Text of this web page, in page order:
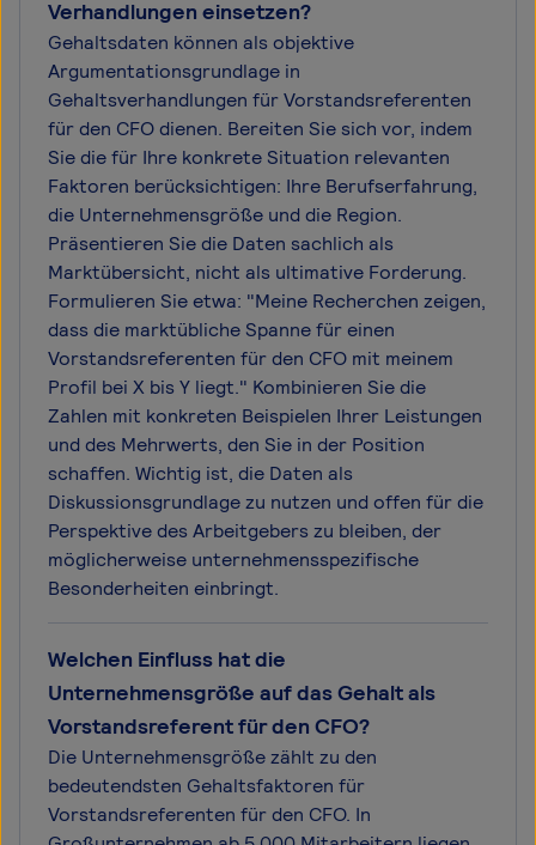
Verhandlungen einsetzen?
Gehaltsdaten können als objektive
Argumentationsgrundlage in
Gehaltsverhandlungen für Vorstandsreferenten
für den CFO dienen. Bereiten Sie sich vor, indem
Sie die für Ihre konkrete Situation relevanten
Faktoren berücksichtigen: Ihre Berufserfahrung,
die Unternehmensgröße und die Region.
Präsentieren Sie die Daten sachlich als
Marktübersicht, nicht als ultimative Forderung.
Formulieren Sie etwa: "Meine Recherchen zeigen,
dass die marktübliche Spanne für einen
Vorstandsreferenten für den CFO mit meinem
Profil bei X bis Y liegt." Kombinieren Sie die
Zahlen mit konkreten Beispielen Ihrer Leistungen
und des Mehrwerts, den Sie in der Position
schaffen. Wichtig ist, die Daten als
Diskussionsgrundlage zu nutzen und offen für die
Perspektive des Arbeitgebers zu bleiben, der
möglicherweise unternehmensspezifische
Besonderheiten einbringt.
Welchen Einfluss hat die
Unternehmensgröße auf das Gehalt als
Vorstandsreferent für den CFO?
Die Unternehmensgröße zählt zu den
bedeutendsten Gehaltsfaktoren für
Vorstandsreferenten für den CFO. In